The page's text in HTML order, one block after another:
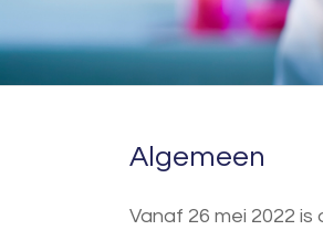
Algemeen
Vanaf 26 mei 2022